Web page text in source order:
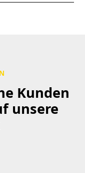
Kunden
unsere